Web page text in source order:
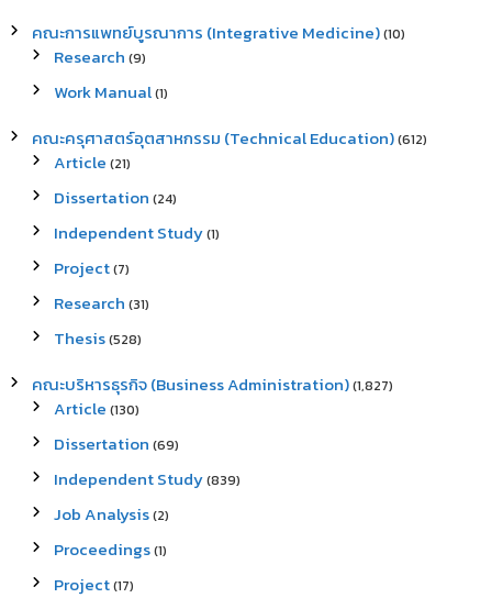
คณะการแพทย์บูรณาการ (Integrative Medicine)(10)
Research (9)
Work Manual(1)
คณะครุศาสตร์อุตสาหกรรม (Technical Education)(612)
Article (21)
Dissertation (24)
Independent Study(1)
Project(7)
Research (31)
Thesis(528)
คณะบริหารธุรกิจ (Business Administration)(1,827)
Article (130)
Dissertation (69)
Independent Study(839)
Job Analysis(2)
Proceedings(1)
Project(17)